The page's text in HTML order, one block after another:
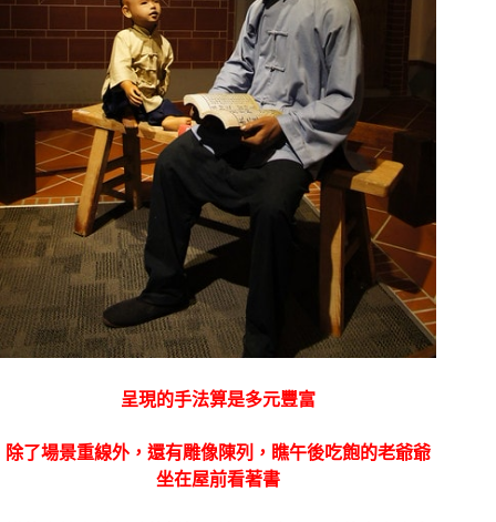
呈現的手法算是多元豐富
除了場景重線外，還有雕像陳列，瞧午後吃飽的老爺爺
坐在屋前看著書